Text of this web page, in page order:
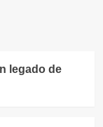
legado de